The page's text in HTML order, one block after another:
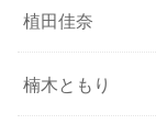
植田佳奈
楠木ともり